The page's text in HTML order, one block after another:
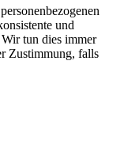
und
tun dies immer
Zustimmung, falls